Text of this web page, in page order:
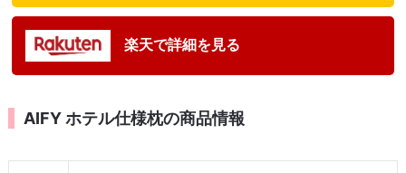
楽天で詳細を見る
AIFY ホテル仕様枕の商品情報